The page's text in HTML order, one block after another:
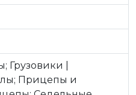
Грузовики |
Прицепы и